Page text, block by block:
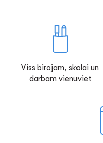
Viss birojam, skolai un
darbam vienuviet